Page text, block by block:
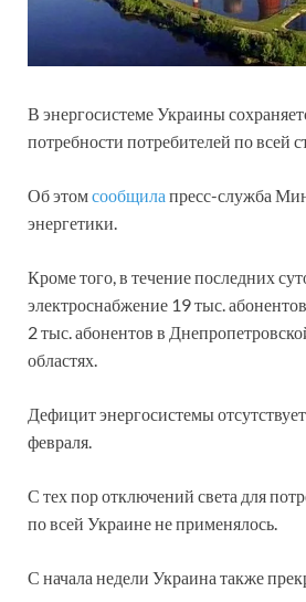
В энергосистеме Украины
потребности потребителей по всей
Об этомсообщила пресс-служба
энергетики.
Кроме того, в течение последних
электроснабжение 19 тыс.
2 тыс. абонентов в
областях.
Дефицит энергосистемы
февраля.
С тех пор отключений света для
по всей Украине не применялось.
С начала недели Украина также